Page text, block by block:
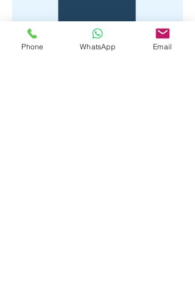
No product
Phone WhatsApp Email